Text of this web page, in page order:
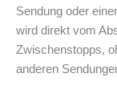
Sendung oder
wird direkt vom
Zwischenstopps,
anderen